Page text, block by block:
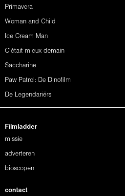
Primavera
Woman and Child
Ice Cream Man
C'était mieux demain
Saccharine
Paw Patrol: De Dinofilm
De Legendariërs
Filmladder
missie
adverteren
bioscopen
contact